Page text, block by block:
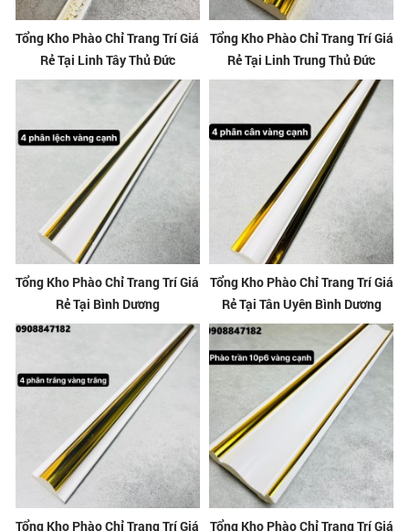
Tổng Kho Phào Chỉ Trang Trí Giá
Rẻ Tại Linh Tây Thủ Đức
Tổng Kho Phào Chỉ Trang Trí Giá
Rẻ Tại Linh Trung Thủ Đức
Tổng Kho Phào Chỉ Trang Trí Giá
Rẻ Tại Bình Dương
Tổng Kho Phào Chỉ Trang Trí Giá
Rẻ Tại Tân Uyên Bình Dương
Tổng Kho Phào Chỉ Trang Trí Giá Tổng Kho Phào Chỉ Trang Trí Giá